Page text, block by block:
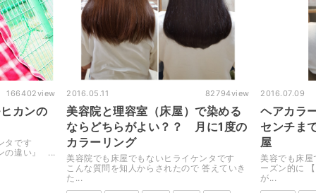
82794view
染める
ンタです
2016.07.09 58433view
ヘアカラーのリタッチって？？何
センチまで？？ 町田美容院・床
屋
美容でも床屋でもないヒライケンタです シ
ーズン的に 【縮毛矯正】も多い時期なんです
が...
2016.07.01
ハサミと
い 初夏
ル
美容院でも
やっばり男